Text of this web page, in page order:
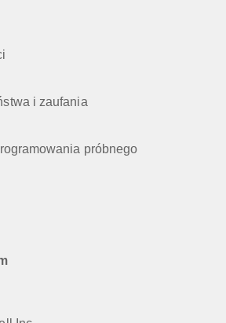
i zaufania
próbnego